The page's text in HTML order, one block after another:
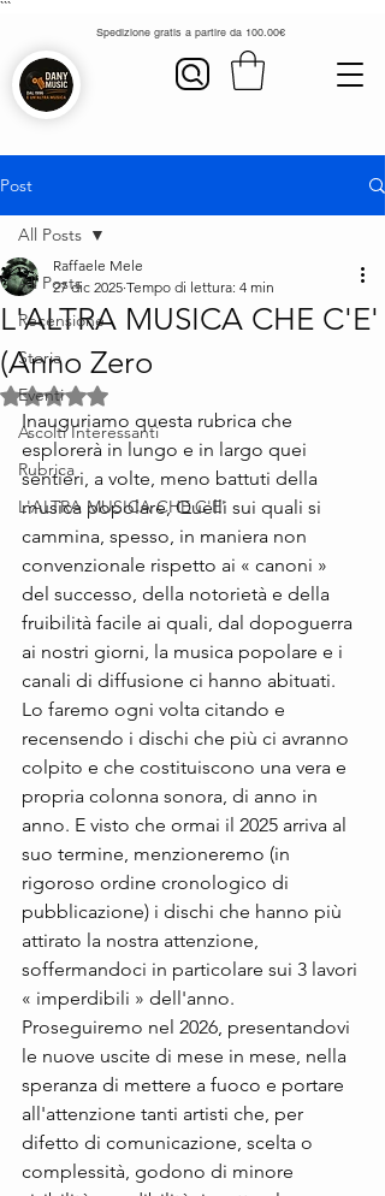
```
Spedizione gratis a partire da 100.00€
Post
All Posts
Recensione
Storia
Eventi
Ascolti Interessanti
Rubrica
L'ALTRA MUSICA CHE C'E'
All Posts
L'ALTRA MUSICA CHE C'E'
(Anno Zero
Raffaele Mele
27 dic 2025 Tempo di lettura: 4 min
Valutazione NaN stelle su 5.
Inauguriamo questa rubrica che
esplorerà in lungo e in largo quei
sentieri, a volte, meno battuti della
musica popolare, Quelli sui quali si
cammina, spesso, in maniera non
convenzionale rispetto ai « canoni »
del successo, della notorietà e della
fruibilità facile ai quali, dal dopoguerra
ai nostri giorni, la musica popolare e i
canali di diffusione ci hanno abituati.
Lo faremo ogni volta citando e
recensendo i dischi che più ci avranno
colpito e che costituiscono una vera e
propria colonna sonora, di anno in
anno. E visto che ormai il 2025 arriva al
suo termine, menzioneremo (in
rigoroso ordine cronologico di
pubblicazione) i dischi che hanno più
attirato la nostra attenzione,
soffermandoci in particolare sui 3 lavori
« imperdibili » dell'anno.
Proseguiremo nel 2026, presentandovi
le nuove uscite di mese in mese, nella
speranza di mettere a fuoco e portare
all'attenzione tanti artisti che, per
difetto di comunicazione, scelta o
complessità, godono di minore